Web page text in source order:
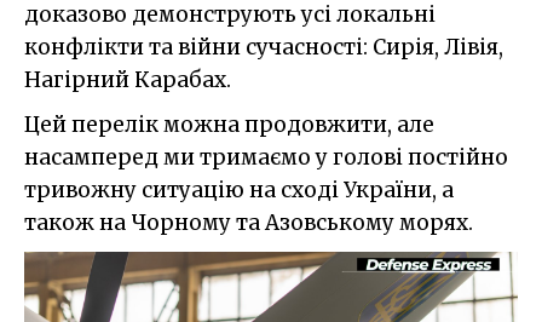
доказово демонструють усі локальні
конфлікти та війни сучасності: Сирія, Лівія,
Нагірний Карабах.
Цей перелік можна продовжити, але
насамперед ми тримаємо у голові постійно
тривожну ситуацію на сході України, а
також на Чорному та Азовському морях.